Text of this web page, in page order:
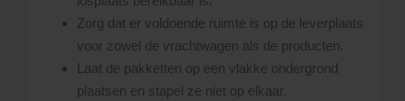
Zorg dat er voldoende ruimte is op de leverplaats
voor zowel de vrachtwagen als de producten.
Laat de pakketten op een vlakke ondergrond
plaatsen en stapel ze niet op elkaar.